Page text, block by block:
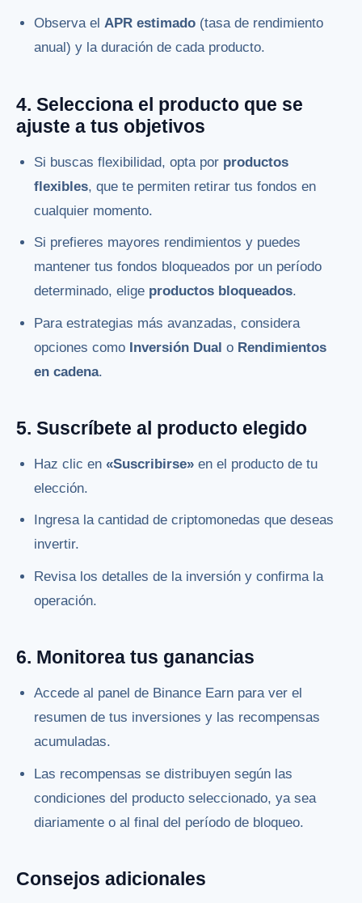
Observa elAPR estimado (tasa de rendimiento
anual) y la duración de cada producto.
4. Selecciona el producto que se
ajuste a tus objetivos
Si buscas flexibilidad, opta por productos
flexibles, que te permiten retirar tus fondos en
cualquier momento.
Si prefieres mayores rendimientos y puedes
mantener tus fondos bloqueados por un período
determinado, elige productos bloqueados.
Para estrategias más avanzadas, considera
opciones como Inversión Dual o Rendimientos
en cadena.
5. Suscríbete al producto elegido
Haz clic en«Suscribirse» en el producto de tu
elección.
Ingresa la cantidad de criptomonedas que deseas
invertir.
Revisa los detalles de la inversión y confirma la
operación.
6. Monitorea tus ganancias
Accede al panel de Binance Earn para ver el
resumen de tus inversiones y las recompensas
acumuladas.
Las recompensas se distribuyen según las
condiciones del producto seleccionado, ya sea
diariamente o al final del período de bloqueo.
Consejos adicionales